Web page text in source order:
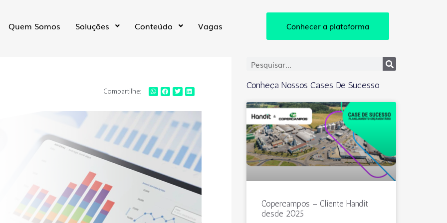
Quem Somos Soluções Conteúdo Vagas Conhecer a plataforma
Compartilhe:
Conheça Nossos Cases De Sucesso
Copercampos – Cliente Handit
desde 2025